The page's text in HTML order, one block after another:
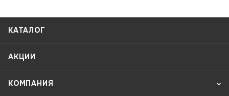
КАТАЛОГ
АКЦИИ
КОМПАНИЯ